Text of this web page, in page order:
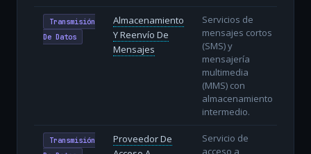
Transmisión
De Datos
Almacenamiento
Y Reenvío De
Mensajes
Servicios de
mensajes cortos
(SMS) y
mensajería
multimedia
(MMS) con
almacenamiento
intermedio.
Transmisión
Proveedor De
Servicio de
acceso a